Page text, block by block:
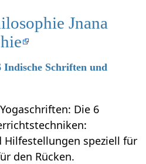
Jnana
Indische Schriften und
Die 6
Hilfestellungen speziell für
den Rücken.